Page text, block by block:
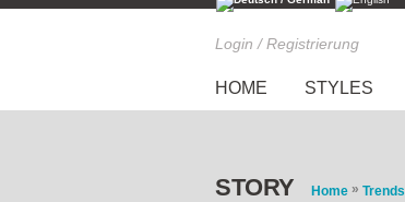
Login / Registrierung
HOME STYLES
STORY Home » Trends